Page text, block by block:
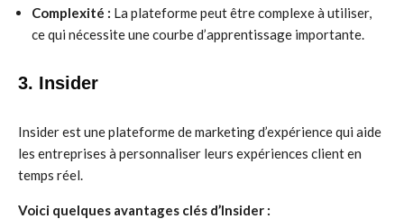
Complexité : La plateforme peut être complexe à utiliser,
ce qui nécessite une courbe d’apprentissage importante.
3. Insider
Insider est une plateforme de marketing d’expérience qui aide
les entreprises à personnaliser leurs expériences client en
temps réel.
Voici quelques avantages clés d’Insider :